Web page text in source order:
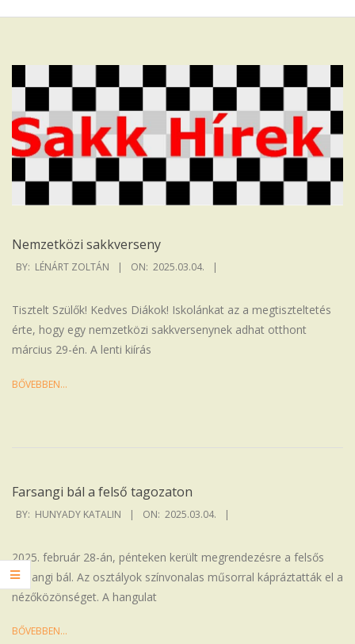
Iskola
Nemzetközi sakkverseny
2025-
BY: LÉNÁRT ZOLTÁN ON: 2025.03.04.
Tisztelt Szülők! Kedves Diákok! Iskolánkat az a megtiszteltetés
érte, hogy egy nemzetközi sakkversenynek adhat otthont
március 29-én. A lenti kiírás
BŐVEBBEN…
Farsangi bál a felső tagozaton
2025-
BY: HUNYADY KATALIN ON: 2025.03.04.
2025. február 28-án, pénteken került megrendezésre a felsős
farsangi bál. Az osztályok színvonalas műsorral kápráztatták el a
nézőközönséget. A hangulat
BŐVEBBEN…